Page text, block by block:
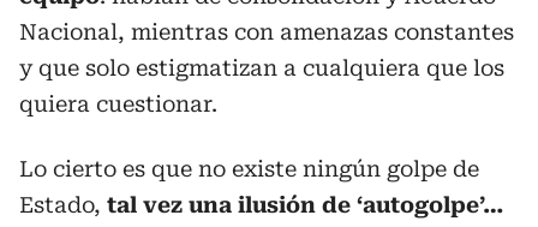
Nacional, mientras con amenazas constantes
y que solo estigmatizan a cualquiera que los
quiera cuestionar.
Lo cierto es que no existe ningún golpe de
Estado, tal vez una ilusión de ‘autogolpe’…